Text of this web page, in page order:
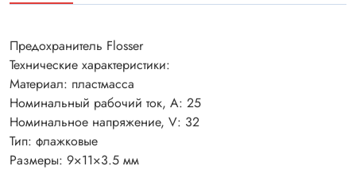
Предохранитель Flosser
Технические характеристики:
Материал: пластмасса
Номинальный рабочий ток, А: 25
Номинальное напряжение, V: 32
Тип: флажковые
Размеры: 9×11×3.5 мм